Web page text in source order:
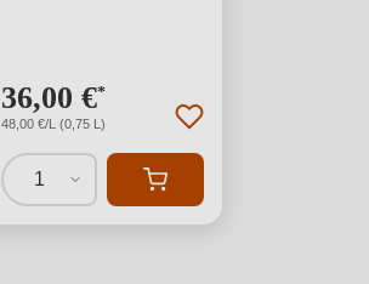
36,00 €*
48,00 €/L (0,75 L)
1